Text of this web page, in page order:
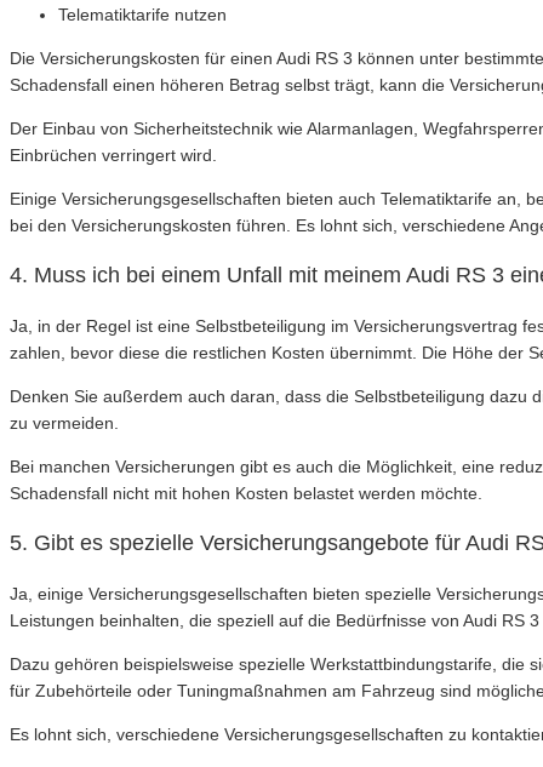
Telematiktarife nutzen
Die Versicherungskosten für einen Audi RS 3 können unter
Schadensfall einen höheren Betrag selbst trägt, kann die
Der Einbau von Sicherheitstechnik wie Alarmanlagen,
Einbrüchen verringert wird.
Einige Versicherungsgesellschaften bieten auch Telematiktarife an,
bei den Versicherungskosten führen. Es lohnt sich, verschiedene
4. Muss ich bei einem Unfall mit meinem Audi RS 3
Ja, in der Regel ist eine Selbstbeteiligung im Versicherungsvertrag
zahlen, bevor diese die restlichen Kosten übernimmt. Die Höhe der
Denken Sie außerdem auch daran, dass die Selbstbeteiligung dazu
zu vermeiden.
Bei manchen Versicherungen gibt es auch die Möglichkeit, eine
Schadensfall nicht mit hohen Kosten belastet werden möchte.
5. Gibt es spezielle Versicherungsangebote für Audi
Ja, einige Versicherungsgesellschaften bieten spezielle
Leistungen beinhalten, die speziell auf die Bedürfnisse von Audi RS
Dazu gehören beispielsweise spezielle Werkstattbindungstarife, die
für Zubehörteile oder Tuningmaßnahmen am Fahrzeug sind
Es lohnt sich, verschiedene Versicherungsgesellschaften zu